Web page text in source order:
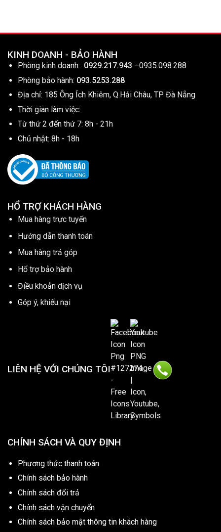
KINH DOANH - BẢO HÀNH
Phòng kinh doanh: 0929.217.943 –0935.098.288
Phòng bảo hành: 093.5253.288
Địa chỉ: 185 Ông Ích Khiêm, Q.Hải Châu, TP Đà Nẵng
Thời gian làm việc:
Từ thứ 2 đến thứ 7: 8h - 21h
Chủ nhật: 8h - 18h
HỔ TRỢ KHÁCH HÀNG
Mua hàng trực tuyến
Hướng dẫn thanh toán
Mua hàng trả góp
Hổ trợ bảo hành
Điều khoản dịch vụ
Góp ý, khiếu nại
LIÊN HỆ VỚI CHÚNG TÔI
CHÍNH SÁCH VÀ QUY ĐỊNH
Phương thức thanh toán
Chính sách bảo hành
Chính sách đổi trả
Chính sách vận chuyển
Chính sách bảo mật thông tin khách hàng